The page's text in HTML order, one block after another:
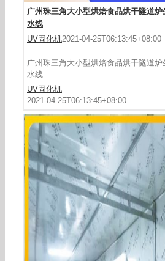
广州珠三角大小型烘焙食品烘干隧道
水线
UV固化机2021-04-25T06:13:45+08:00
广州珠三角大小型烘焙食品烘干隧道
水线
UV固化机
2021-04-25T06:13:45+08:00